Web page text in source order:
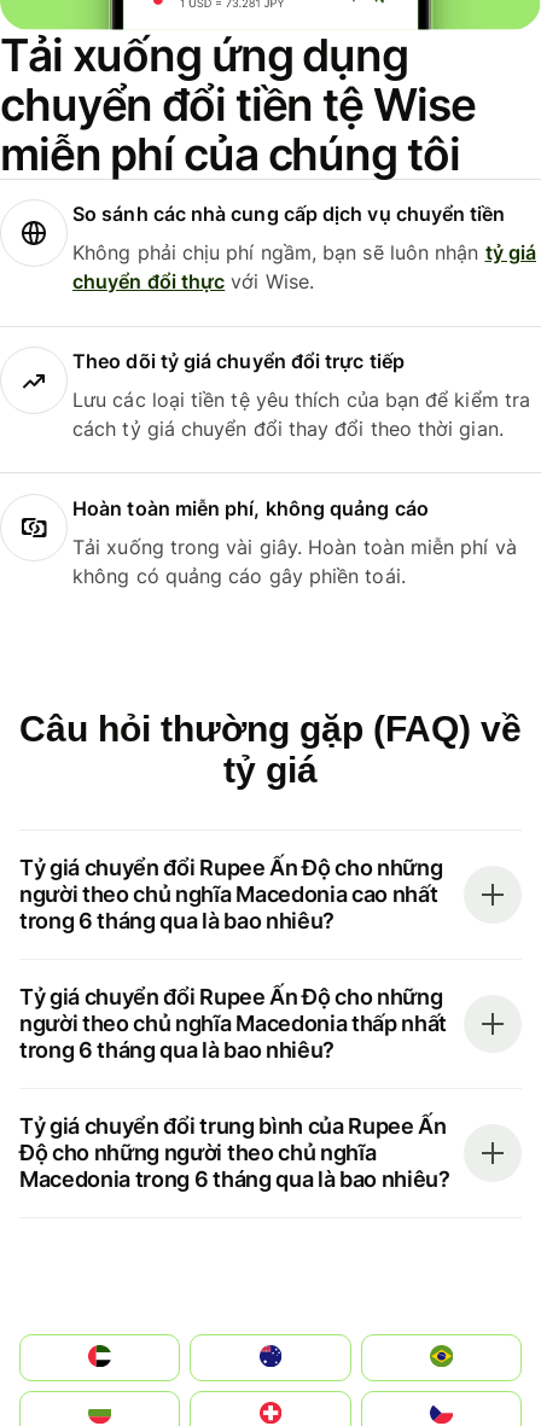
Tải xuống ứng dụng
chuyển đổi tiền tệ Wise
miễn phí của chúng tôi
So sánh các nhà cung cấp dịch vụ chuyển tiền
Không phải chịu phí ngầm, bạn sẽ luôn nhận tỷ giá
chuyển đổi thực với Wise.
Theo dõi tỷ giá chuyển đổi trực tiếp
Lưu các loại tiền tệ yêu thích của bạn để kiểm tra
cách tỷ giá chuyển đổi thay đổi theo thời gian.
Hoàn toàn miễn phí, không quảng cáo
Tải xuống trong vài giây. Hoàn toàn miễn phí và
không có quảng cáo gây phiền toái.
Câu hỏi thường gặp (FAQ) về
tỷ giá
Tỷ giá chuyển đổi Rupee Ấn Độ cho những
người theo chủ nghĩa Macedonia cao nhất
trong 6 tháng qua là bao nhiêu?
Tỷ giá chuyển đổi Rupee Ấn Độ cho những
người theo chủ nghĩa Macedonia thấp nhất
trong 6 tháng qua là bao nhiêu?
Tỷ giá chuyển đổi trung bình của Rupee Ấn
Độ cho những người theo chủ nghĩa
Macedonia trong 6 tháng qua là bao nhiêu?
الإمارات العربية المتحدة
Switzerland